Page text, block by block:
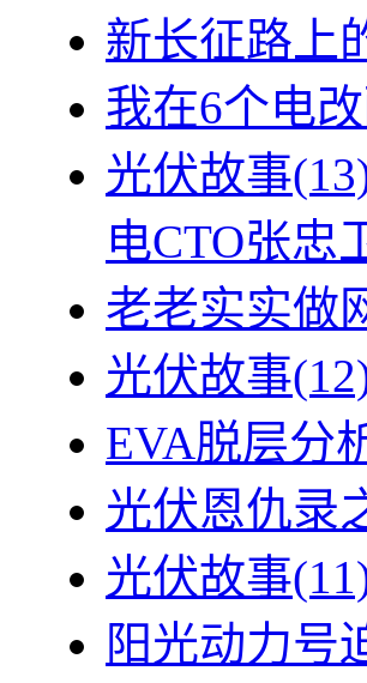
新长征路上
我在6个电
光伏故事
电CTO张忠
老老实实做
光伏故事
EVA脱层分
光伏恩仇录
光伏故事
阳光动力号